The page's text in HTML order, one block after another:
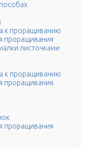
к проращиванию
проращивания
листочками
к проращиванию
проращивания
проращивания